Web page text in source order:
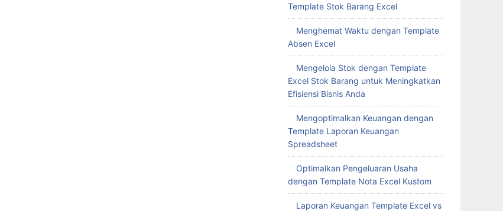
Template Stok Barang Excel
Menghemat Waktu dengan Template
Absen Excel
Mengelola Stok dengan Template
Excel Stok Barang untuk Meningkatkan
Efisiensi Bisnis Anda
Mengoptimalkan Keuangan dengan
Template Laporan Keuangan
Spreadsheet
Optimalkan Pengeluaran Usaha
dengan Template Nota Excel Kustom
Laporan Keuangan Template Excel vs